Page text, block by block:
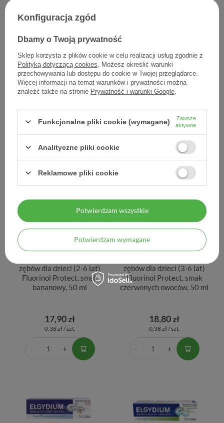
Elgydium Kids Monster,
szczoteczka do zębów dla
dzieci 2-6 lat, 1 sztuka
14,40 zł
Elgydium Kids szczoteczka
2- 6 lat 1 sztuka
14,58 zł
14,58 zł / szt.
zębów dla dzieci (2-6 lat)
Fluorinol Protect, smak
bananowy, 50 ml
17,90 zł
0,36 zł / szt.
zębów dla dzieci (3-6 lat)
Fluorinol Protect, smak
czerwonych owoców, 50 ml
18,80 zł
0,38 zł / szt.
Konfiguracja zgód
Dbamy o Twoją prywatność
Sklep korzysta z plików cookie w celu realizacji usług zgodnie z
Polityką dotyczącą cookies . Możesz określić warunki
przechowywania lub dostępu do cookie w Twojej przeglądarce.
Więcej informacji na temat warunków i prywatności można
znaleźć także na stronie Prywatność i warunki Google
Funkcjonalne pliki cookie (wymagane)
Zawsze
aktywne
Analityczne pliki cookie
Reklamowe pliki cookie
Potwierdzam wymagane
Potwierdzam wszystkie